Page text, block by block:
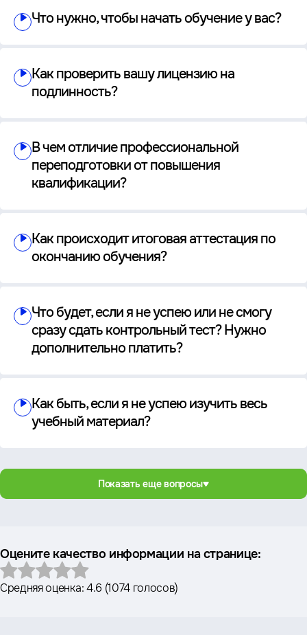
Что нужно, чтобы начать обучение у вас?
Как проверить вашу лицензию на
подлинность?
В чем отличие профессиональной
переподготовки от повышения
квалификации?
Как происходит итоговая аттестация по
окончанию обучения?
Что будет, если я не успею или не смогу
сразу сдать контрольный тест? Нужно
дополнительно платить?
Как быть, если я не успею изучить весь
учебный материал?
Показать еще вопросы
Оцените качество информации на странице:
Средняя оценка:4.6 (1074 голосов)